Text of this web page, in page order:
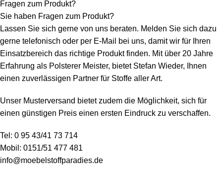
Fragen zum Produkt?
Sie haben Fragen zum Produkt?
Lassen Sie sich gerne von uns beraten. Melden Sie sich dazu
gerne telefonisch oder per E-Mail bei uns, damit wir für Ihren
Einsatzbereich das richtige Produkt finden. Mit über 20 Jahre
Erfahrung als Polsterer Meister, bietet Stefan Wieder, Ihnen
einen zuverlässigen Partner für Stoffe aller Art.
Unser Musterversand bietet zudem die Möglichkeit, sich für
einen günstigen Preis einen ersten Eindruck zu verschaffen.
Tel: 0 95 43/41 73 714
Mobil: 0151/51 477 481
info@moebelstoffparadies.de